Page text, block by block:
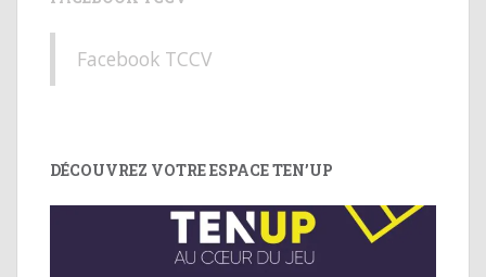
Facebook TCCV
DÉCOUVREZ VOTRE ESPACE TEN’UP